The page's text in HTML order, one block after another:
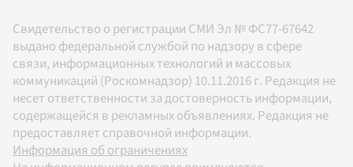
Свидетельство о регистрации СМИ Эл № ФС77-67642
выдано федеральной службой по надзору в сфере
связи, информационных технологий и массовых
коммуникаций (Роскомнадзор) 10.11.2016 г. Редакция не
несет ответственности за достоверность информации,
содержащейся в рекламных объявлениях. Редакция не
предоставляет справочной информации.
Информация об ограничениях